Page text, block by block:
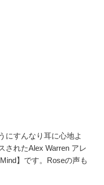
にすんなり耳に心地よ
されたAlex Warren アレ
】です。Roseの声も